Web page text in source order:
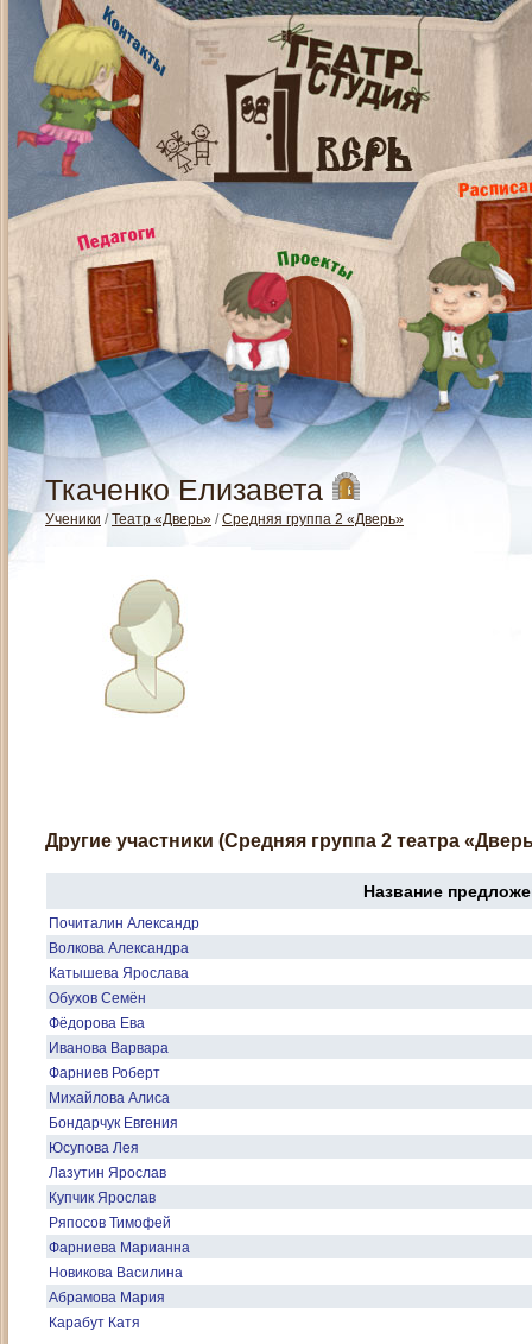
Ткаченко Елизавета
Ученики /Театр «Дверь» /Средняя группа 2 «Дверь»
Другие участники (Средняя группа 2 театра
Название
Почиталин Александр
Волкова Александра
Катышева Ярослава
Обухов Семён
Фёдорова Ева
Иванова Варвара
Фарниев Роберт
Михайлова Алиса
Бондарчук Евгения
Юсупова Лея
Лазутин Ярослав
Купчик Ярослав
Ряпосов Тимофей
Фарниева Марианна
Новикова Василина
Абрамова Мария
Карабут Катя